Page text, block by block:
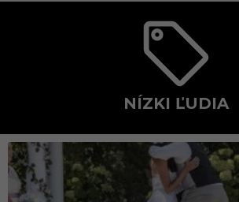
NÍZKI ĽUDIA
n
í